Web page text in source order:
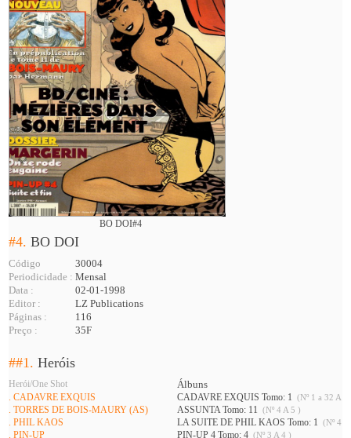
BO DOI#4
#4.BO DOI
Código
30004
Periodicidade : Mensal
Data :
02-01-1998
Editor :
LZ Publications
Páginas :
116
Preço :
35F
##1.Heróis
Herói/One Shot Álbuns
. CADAVRE EXQUIS CADAVRE EXQUIS Tomo: 1 (Nº 1 a 32 A
. TORRES DE BOIS-MAURY (AS) ASSUNTA Tomo: 11 (Nº 4 A 5 )
. PHIL KAOS LA SUITE DE PHIL KAOS Tomo: 1 (Nº 4
. PIN-UP PIN-UP 4 Tomo: 4 (Nº 3 A 4 )